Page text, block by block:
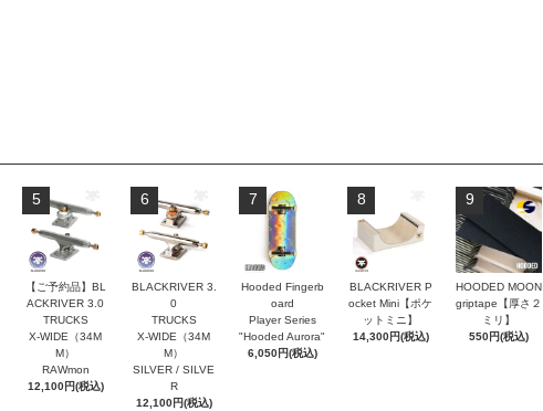
5
【ご予約品】BL
ACKRIVER 3.0
TRUCKS
X-WIDE（34M
M）
RAWmon
12,100円(税込)
6
BLACKRIVER 3.
0
TRUCKS
X-WIDE（34M
M）
SILVER / SILVE
R
12,100円(税込)
7
Hooded Fingerb
oard
Player Series
"Hooded Aurora"
6,050円(税込)
8
BLACKRIVER P
ocket Mini【ポケ
ットミニ】
14,300円(税込)
9
HOODED MOON
griptape【厚さ２
ミリ】
550円(税込)